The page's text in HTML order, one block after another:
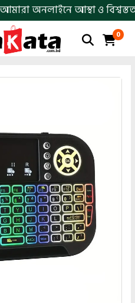
আস্থা ও বিশ্বস্ততার
0